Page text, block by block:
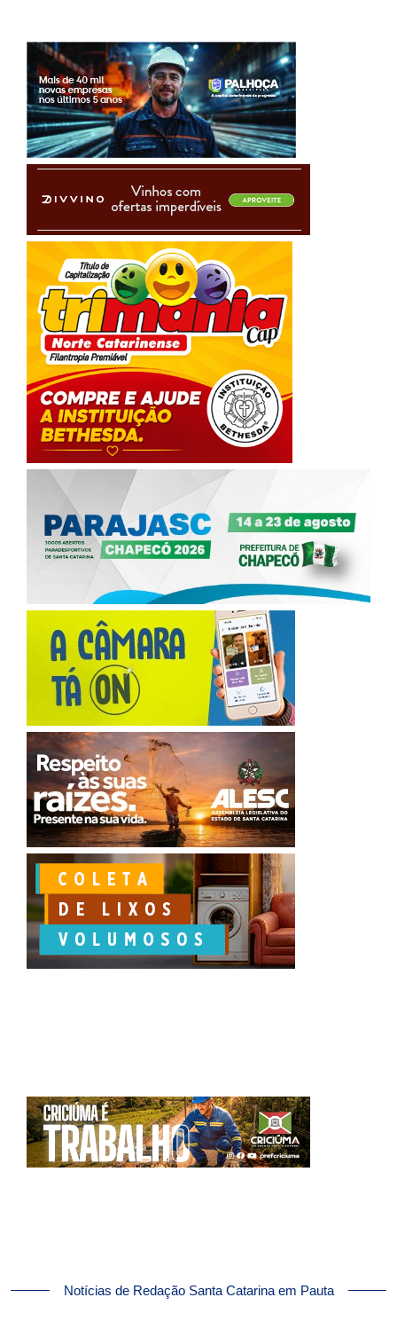
Notícias de Redação Santa Catarina em Pauta